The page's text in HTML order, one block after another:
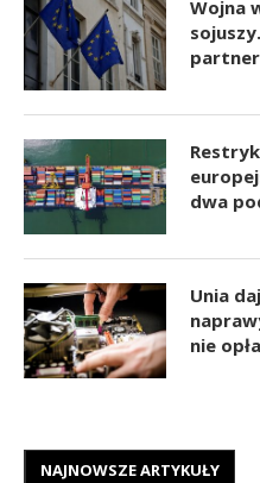
Wojna
dwa
Unia
nie
NAJNOWSZE ARTYKUŁY